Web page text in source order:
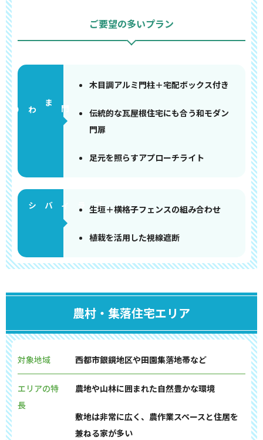
ご要望の多いプラン
門まわり
木目調アルミ門柱＋宅配ボックス付き
伝統的な瓦屋根住宅にも合う和モダン
門扉
足元を照らすアプローチライト
生垣＋横格子フェンスの組み合わせ
植栽を活用した視線遮断
農村・集落住宅エリア
対象地域 西都市銀鏡地区や田園集落地帯など
エリアの特
長
農地や山林に囲まれた自然豊かな環境
敷地は非常に広く、農作業スペースと住居を
兼ねる家が多い